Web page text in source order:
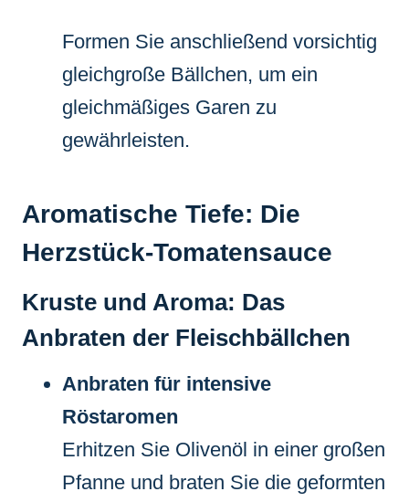
Formen Sie anschließend vorsichtig
gleichgroße Bällchen, um ein
gleichmäßiges Garen zu
gewährleisten.
Aromatische Tiefe: Die
Herzstück-Tomatensauce
Kruste und Aroma: Das
Anbraten der Fleischbällchen
Anbraten für intensive
Röstaromen
Erhitzen Sie Olivenöl in einer großen
Pfanne und braten Sie die geformten